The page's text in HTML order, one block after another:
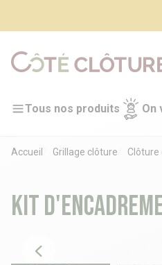
Tous nos produits On
Accueil Grillage clôture
Kit